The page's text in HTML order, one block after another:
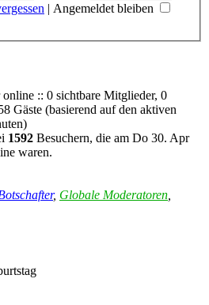
| Angemeldet bleiben
online :: 0 sichtbare Mitglieder, 0
Gäste (basierend auf den aktiven
1592 Besuchern, die am Do 30. Apr
waren.
, Globale Moderatoren